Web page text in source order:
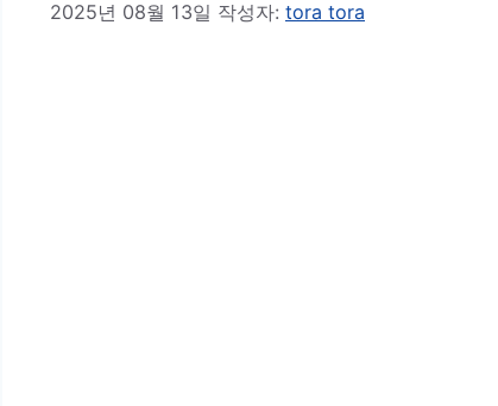
2025년 08월 13일 작성자: tora tora